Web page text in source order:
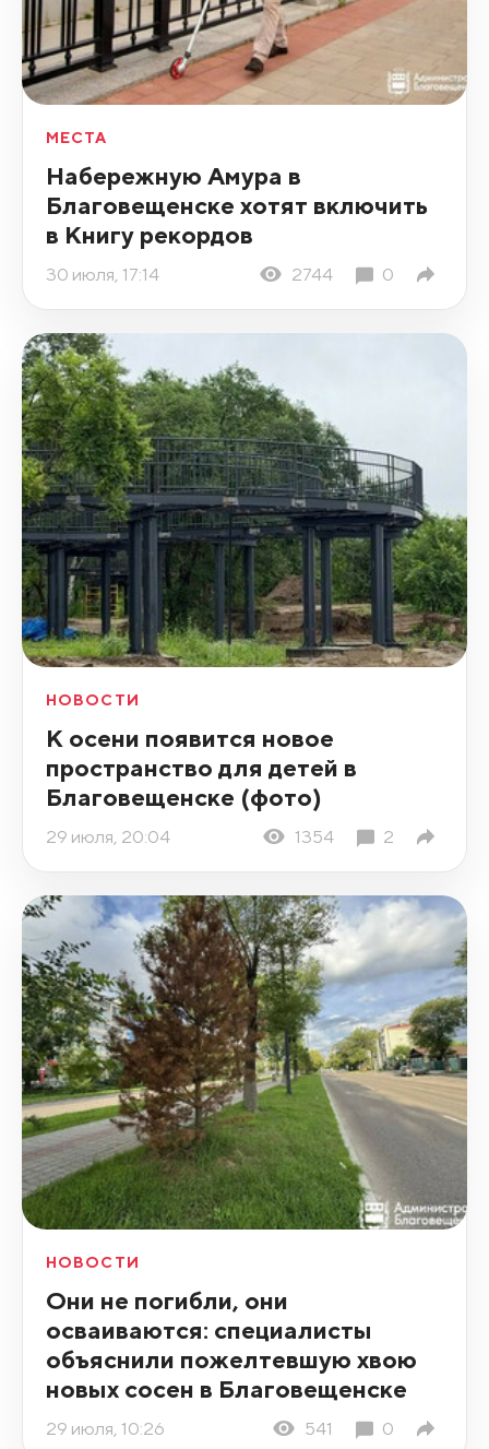
МЕСТА
Набережную Амура в
Благовещенске хотят включить
в Книгу рекордов
30 июля, 17:14 2744 0
НОВОСТИ
К осени появится новое
пространство для детей в
Благовещенске (фото)
29 июля, 20:04 1354 2
НОВОСТИ
Они не погибли, они
осваиваются: специалисты
объяснили пожелтевшую хвою
новых сосен в Благовещенске
29 июля, 10:26 541 0